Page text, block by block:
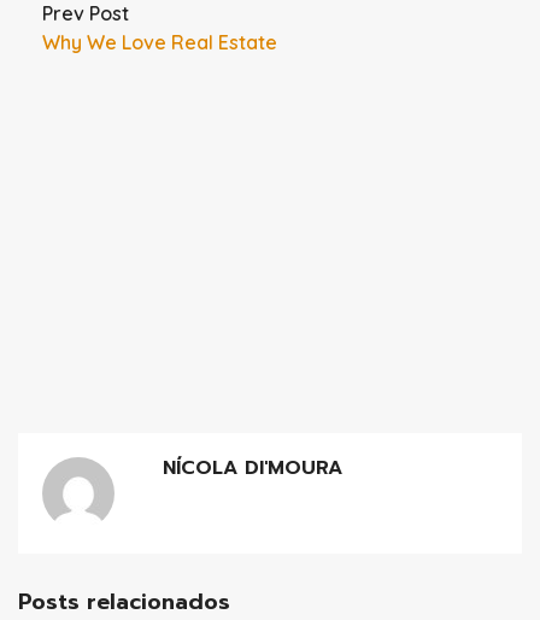
Prev Post
Why We Love Real Estate
NÍCOLA DI'MOURA
Posts relacionados